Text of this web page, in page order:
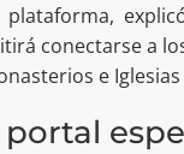
plataforma,
conectarse a
e
portal